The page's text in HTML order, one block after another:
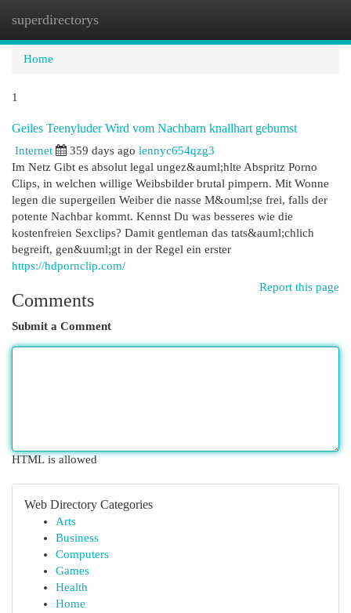
superdirectorys
Home
1
Geiles Teenyluder Wird vom Nachbarn knallhart gebumst
Internet 359 days ago lennyc654qzg3
Im Netz Gibt es absolut legal ungez&auml;hlte Abspritz Porno
Clips, in welchen willige Weibsbilder brutal pimpern. Mit Wonne
legen die supergeilen Weiber die nasse M&ouml;se frei, falls der
potente Nachbar kommt. Kennst Du was besseres wie die
kostenfreien Sexclips? Damit gentleman das tats&auml;chlich
begreift, gen&uuml;gt in der Regel ein erster
https://hdpornclip.com/
Report this page
Comments
Submit a Comment
HTML is allowed
Web Directory Categories
Arts
Business
Computers
Games
Health
Home